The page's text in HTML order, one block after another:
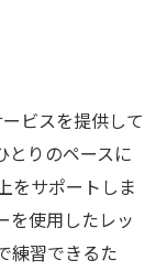
ビスを提供して
とりのペースに
をサポートしま
を使用したレッ
練習できるた